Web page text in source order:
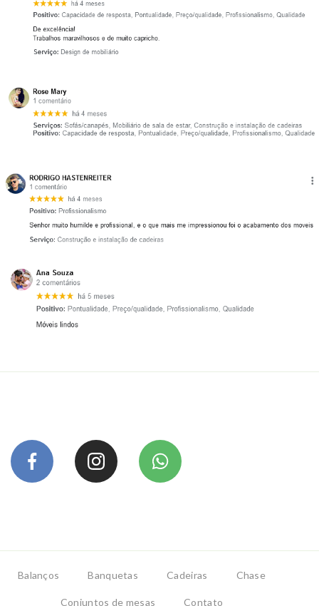
Balanços Banquetas Cadeiras Chase
Conjuntos de mesas Contato